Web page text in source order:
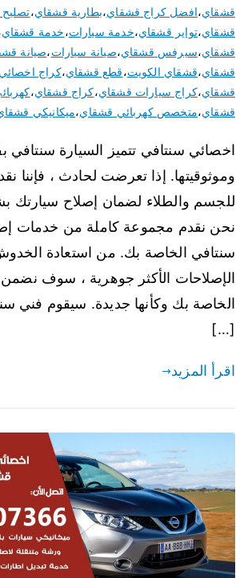
قشقاي،افضل كراج قشقاي،بطارية قشقاي،
قشقاي،تواير قشقاي،خدمة سيارات،خدمة قشقاي
قشقاي،سيرفس قشقاي،صيانة سيارات،صيانة
قشقاي،قشقاي الكويت،قطع قشقاي،كراج
قشقاي،كراج سيارات قشقاي،كراج قشقاي،
قشقاي،متخصص كهربائي قشقاي،ميكانيكي
اخصائي سنتافي تتميز السيارة سنتافي
وموثوقيتها. إذا تعرضت لحادث ، فإننا
للجسم والطلاء لضمان إصلاح سيارتك
نحن نقدم مجموعة كاملة من خدمات
سنتافي الخاصة بك. من استعادة
الإصلاحات الأكثر جوهرية ، سوف نضمن
الخاصة بك وكأنها جديدة. سيقوم فني
[…]
اقرأ المزيد